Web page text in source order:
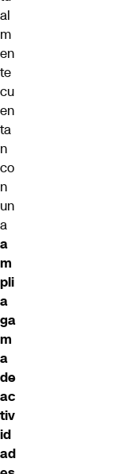
al
m
en
te
cu
en
ta
n
co
n
un
a
a
m
pli
a
ga
m
a
de
ac
tiv
id
ad